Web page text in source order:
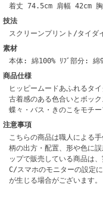
着丈 74.5cm 肩幅 42cm
技法
スクリーンプリント/タイダ
素材
本体: 綿100% ﾘﾌﾞ部分: 綿
商品仕様
ヒッピームードあふれるタ
古着感のある色合いとボッ
蝶々・バス・きのこをモチー
注意事項
こちらの商品は職人による
柄の出方・配置、形や色に
ップで販売している商品は
C/スマホのモニターの設定
が生じる場合がございます。